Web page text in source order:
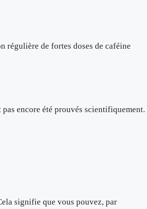
régulière de fortes doses de caféine
encore été prouvés scientifiquement.
signifie que vous pouvez, par